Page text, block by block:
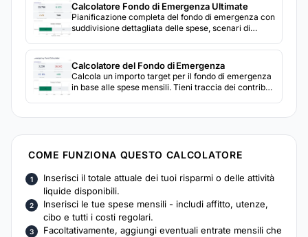
Calcolatore Fondo di Emergenza Ultimate
Pianificazione completa del fondo di emergenza con
suddivisione dettagliata delle spese, scenari di
proiezioni delle tappe.
Calcolatore del Fondo di Emergenza
Calcola un importo target per il fondo di emergenza
in base alle spese mensili. Tieni traccia dei contributi
COME FUNZIONA QUESTO CALCOLATORE
Inserisci il totale attuale dei tuoi risparmi o delle attività
liquide disponibili.
Inserisci le tue spese mensili - includi affitto, utenze,
cibo e tutti i costi regolari.
Facoltativamente, aggiungi eventuali entrate mensili che